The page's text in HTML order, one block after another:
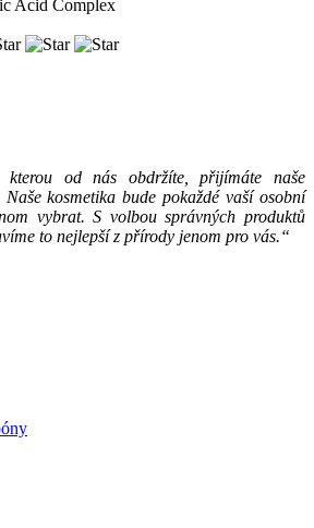
Acid Complex
kterou od nás obdržíte, přijímáte naše
kosmetika bude pokaždé vaší osobní
vybrat. S volbou správných produktů
to nejlepší z přírody jenom pro vás.“